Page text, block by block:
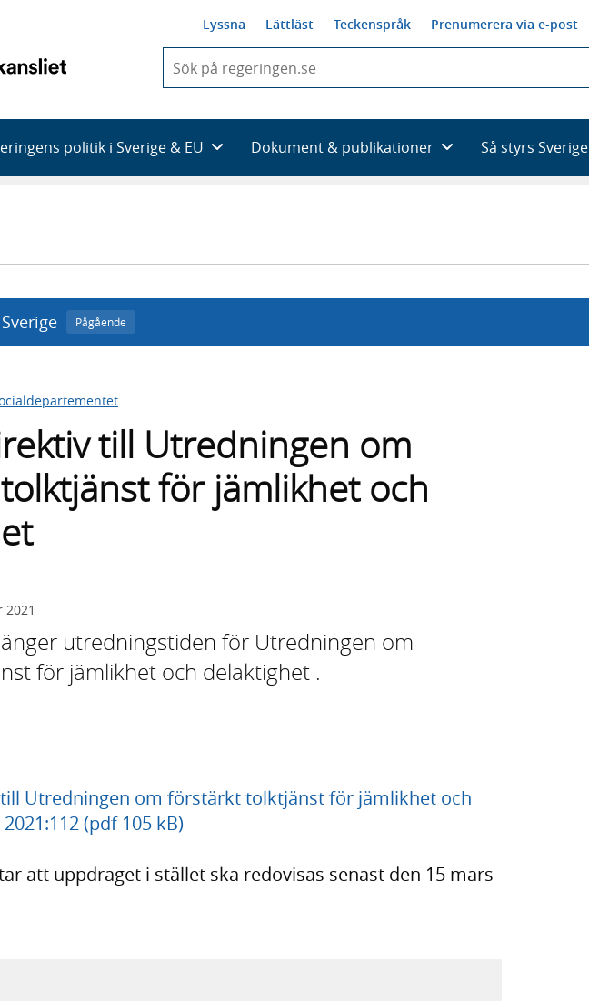
Lyssna Lättläst Teckenspråk Prenumerera via e-post
du
skriva
framträder
en
politik i Sverige & EU Dokument & publikationer Så styrs Sverige
Pågående
till Utredningen om
för jämlikhet och
2021
utredningstiden för Utredningen om
för jämlikhet och delaktighet .
Utredningen om förstärkt tolktjänst för jämlikhet och
(pdf 105 kB)
att uppdraget i stället ska redovisas senast den 15 mars